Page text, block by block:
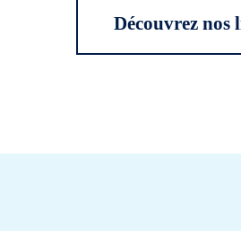
Découvrez nos